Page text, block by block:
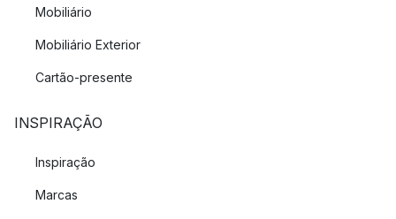
Mobiliário
Mobiliário Exterior
Cartão-presente
INSPIRAÇÃO
Inspiração
Marcas